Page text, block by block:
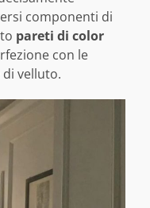
componenti di
pareti di color
con le
velluto.